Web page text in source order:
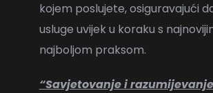
kojem poslujete, osiguravajući
usluge uvijek u koraku s
najboljom praksom.
“Savjetovanje i